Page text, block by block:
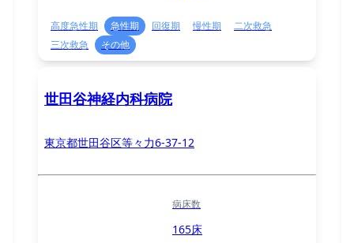
高度急性期 急性期 回復期 慢性期
二次救急
三次救急
その他
世田谷神経内科病院
東京都世田谷区等々力6-37-12
病床数
165床